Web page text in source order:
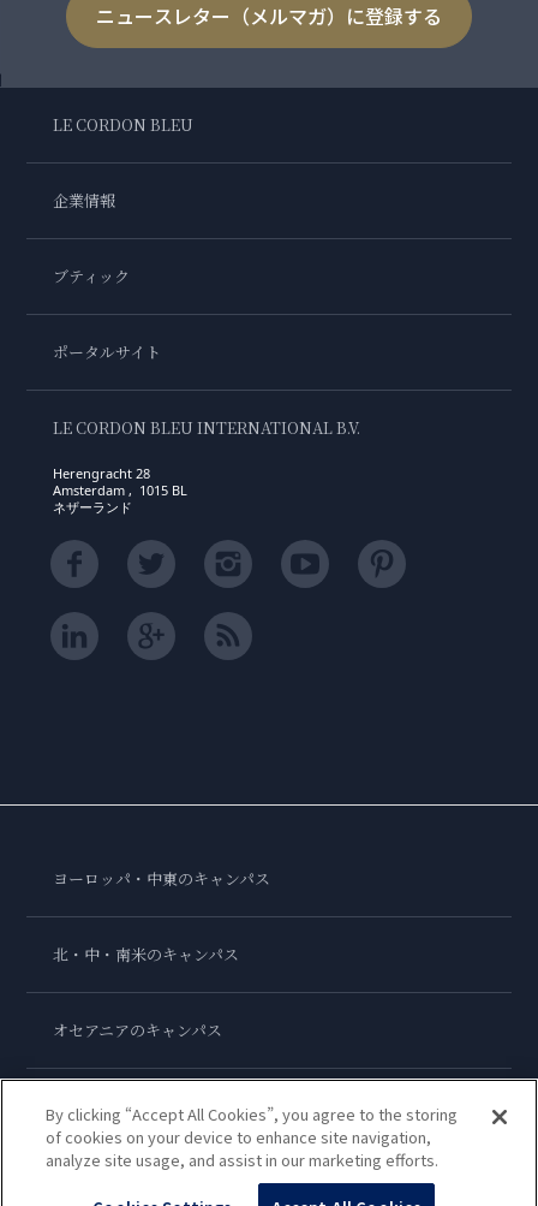
ニュースレター（メルマガ）に登録する
LE CORDON BLEU
企業情報
ブティック
ポータルサイト
LE CORDON BLEU INTERNATIONAL B.V.
Herengracht 28
Amsterdam , 1015 BL
ネザーランド
ヨーロッパ・中東のキャンパス
北・中・南米のキャンパス
オセアニアのキャンパス
アジアのキャンパス
ル・コルドン・ブルー・インターナショナル
By clicking “Accept All Cookies”, you agree to the storing
of cookies on your device to enhance site navigation,
analyze site usage, and assist in our marketing efforts.